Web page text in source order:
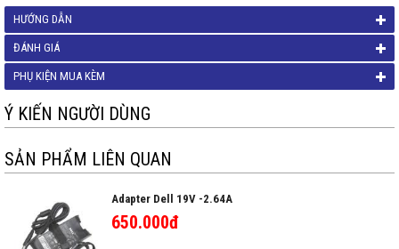
HƯỚNG DẪN
ĐÁNH GIÁ
PHỤ KIỆN MUA KÈM
Ý KIẾN NGƯỜI DÙNG
SẢN PHẨM LIÊN QUAN
Adapter Dell 19V -2.64A
650.000đ